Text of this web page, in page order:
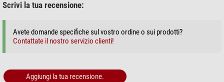
Scrivi la tua recensione:
Avete domande specifiche sul vostro ordine o sui prodotti?
Contattate il nostro servizio clienti!
Aggiungi la tua recensione.